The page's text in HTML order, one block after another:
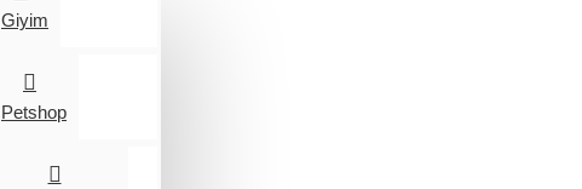
Giyim
Petshop